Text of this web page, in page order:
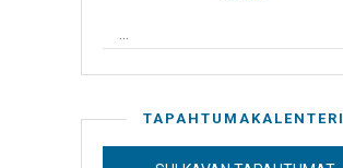
TAPAHTUMAKALENTERI